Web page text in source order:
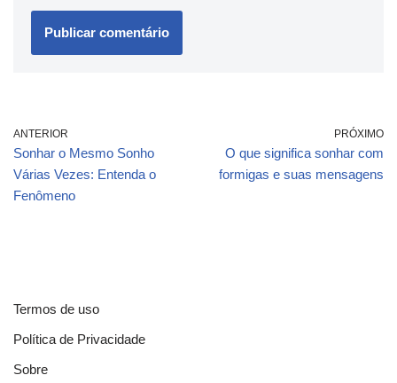
ANTERIOR
Sonhar o Mesmo Sonho
Várias Vezes: Entenda o
Fenômeno
PRÓXIMO
O que significa sonhar com
formigas e suas mensagens
Termos de uso
Política de Privacidade
Sobre